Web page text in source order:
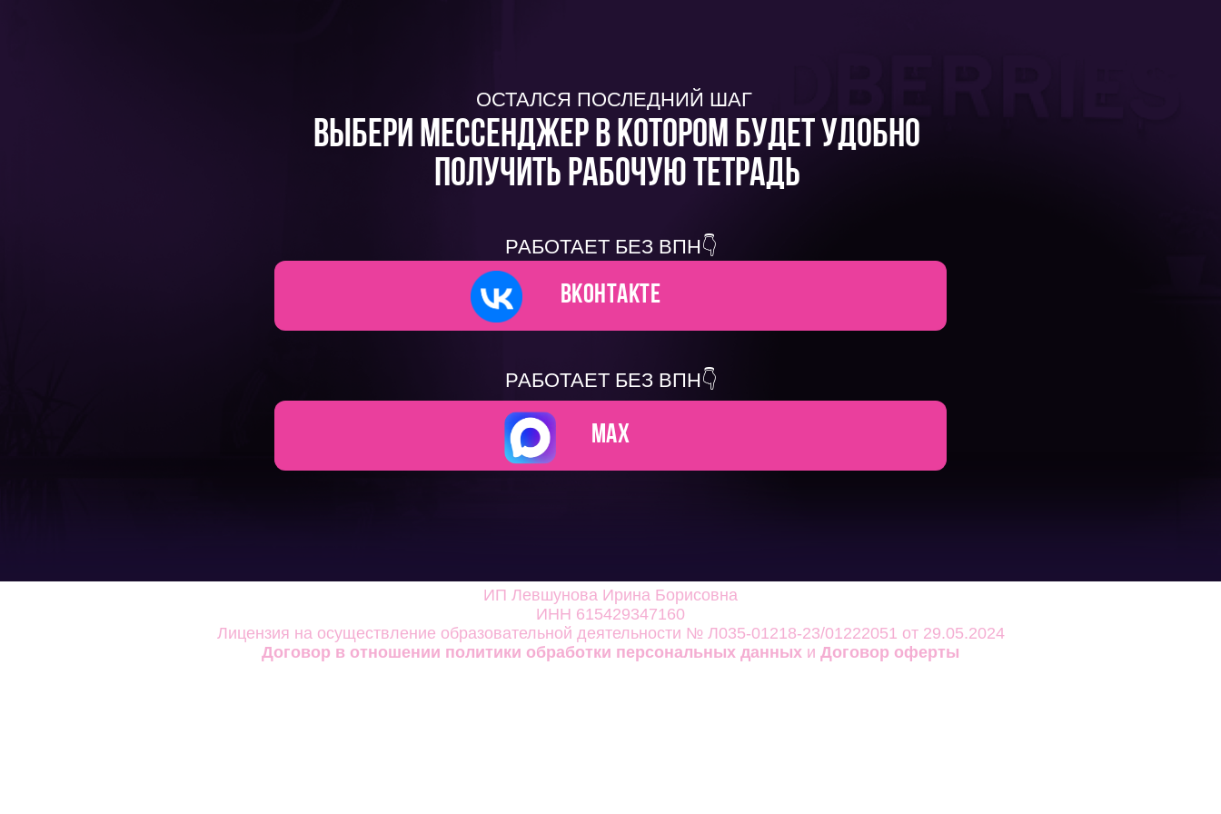
MAX
ВКонтакте
ОСТАЛСЯ ПОСЛЕДНИЙ ШАГ
РАБОТАЕТ БЕЗ ВПН👇
РАБОТАЕТ БЕЗ ВПН👇
выбери мессенджер в котором будет удобно
получить рабочую тетрадь
ИП Левшунова Ирина Борисовна
ИНН 615429347160
Лицензия на осуществление образовательной деятельности № Л035-01218-23/01222051 от 29.05.2024
Договор в отношении политики обработки персональных данных и Договор оферты